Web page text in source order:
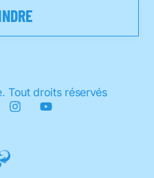
Tout droits réservés